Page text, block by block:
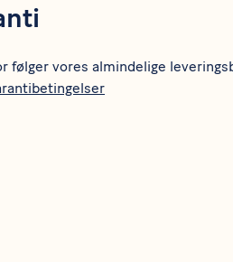
følger vores almindelige